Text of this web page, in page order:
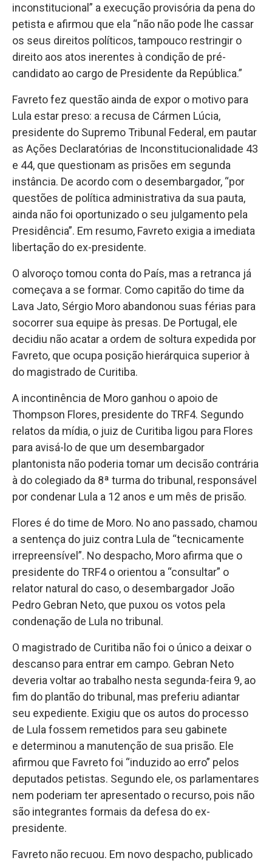
inconstitucional” a execução provisória da pena do
petista e afirmou que ela “não não pode lhe cassar
os seus direitos políticos, tampouco restringir o
direito aos atos inerentes à condição de pré-
candidato ao cargo de Presidente da República.”
Favreto fez questão ainda de expor o motivo para
Lula estar preso: a recusa de Cármen Lúcia,
presidente do Supremo Tribunal Federal, em pautar
as Ações Declaratórias de Inconstitucionalidade 43
e 44, que questionam as prisões em segunda
instância. De acordo com o desembargador, “por
questões de política administrativa da sua pauta,
ainda não foi oportunizado o seu julgamento pela
Presidência”. Em resumo, Favreto exigia a imediata
libertação do ex-presidente.
O alvoroço tomou conta do País, mas a retranca já
começava a se formar. Como capitão do time da
Lava Jato, Sérgio Moro abandonou suas férias para
socorrer sua equipe às presas. De Portugal, ele
decidiu não acatar a ordem de soltura expedida por
Favreto, que ocupa posição hierárquica superior à
do magistrado de Curitiba.
A incontinência de Moro ganhou o apoio de
Thompson Flores, presidente do TRF4. Segundo
relatos da mídia, o juiz de Curitiba ligou para Flores
para avisá-lo de que um desembargador
plantonista não poderia tomar um decisão contrária
à do colegiado da 8ª turma do tribunal, responsável
por condenar Lula a 12 anos e um mês de prisão.
Flores é do time de Moro. No ano passado, chamou
a sentença do juiz contra Lula de “tecnicamente
irrepreensível”. No despacho, Moro afirma que o
presidente do TRF4 o orientou a “consultar” o
relator natural do caso, o desembargador João
Pedro Gebran Neto, que puxou os votos pela
condenação de Lula no tribunal.
O magistrado de Curitiba não foi o único a deixar o
descanso para entrar em campo. Gebran Neto
deveria voltar ao trabalho nesta segunda-feira 9, ao
fim do plantão do tribunal, mas preferiu adiantar
seu expediente. Exigiu que os autos do processo
de Lula fossem remetidos para seu gabinete
e determinou a manutenção de sua prisão. Ele
afirmou que Favreto foi “induzido ao erro” pelos
deputados petistas. Segundo ele, os parlamentares
nem poderiam ter apresentado o recurso, pois não
são integrantes formais da defesa do ex-
presidente.
Favreto não recuou. Em novo despacho, publicado